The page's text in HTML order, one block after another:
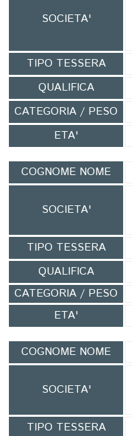
SOCIETA'
TIPO TESSERA
QUALIFICA
CATEGORIA / PESO
ETA'
COGNOME NOME
SOCIETA'
TIPO TESSERA
QUALIFICA
CATEGORIA / PESO
ETA'
COGNOME NOME
SOCIETA'
TIPO TESSERA